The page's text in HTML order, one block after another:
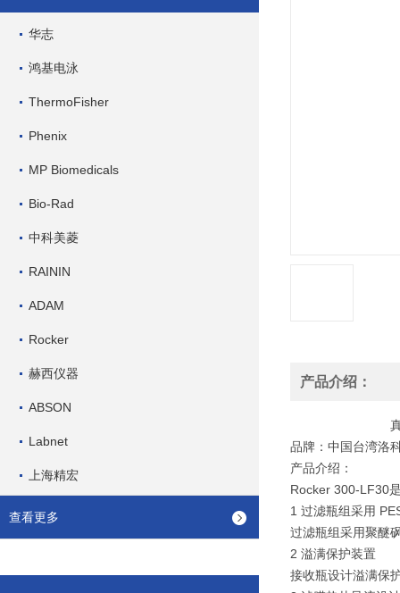
华志
鸿基电泳
ThermoFisher
Phenix
MP Biomedicals
Bio-Rad
中科美菱
RAININ
ADAM
Rocker
赫西仪器
ABSON
Labnet
上海精宏
查看更多
产品介绍：
真空过滤系
品牌：中国台湾洛
产品介绍：
Rocker 300-LF30
1 过滤瓶组采用
过滤瓶组采用聚醚
2 溢满保护装置
接收瓶设计溢满保